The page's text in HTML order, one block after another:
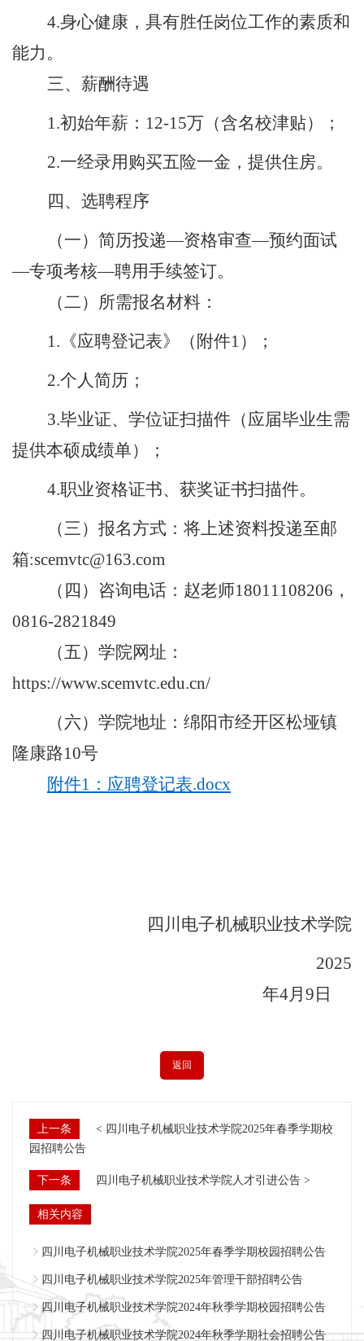
4.身心健康，具有胜任岗位工作的素质和
能力。
三、薪酬待遇
1.初始年薪： 12-15万 （含名校津贴）
；
2.一经录用购买五险一金，提供住房。
四、选聘程序
（一）简历投递—资格审查—预约面试
—专项考核—聘用手续签订。
（二）所需报名材料：
1. 《应聘登记表》（附件1）；
2.个人简历；
3.毕业证、学位证扫描件（应届毕业生需
提供本硕成绩单）；
4.职业资格证书、获奖证书扫描件。
（三）报名方式：将上述资料投递至邮
箱:scemvtc@163.com
（四）咨询电话：赵老师18011108206 ，
0816-2821849
（五）学院网址：
https://www.scemvtc.edu.cn/
（六）学院地址：绵阳市经开区松垭镇
隆康路10号
附件1：应聘登记表.docx
四川电子机械职业技术学院
2025
年4月 9 日
返回
上一条
< 四川电子机械职业技术学院2025年春季学期校
园招聘公告
下一条 四川电子机械职业技术学院人才引进公告 >
相关内容
四川电子机械职业技术学院2025年春季学期校园招聘公告
四川电子机械职业技术学院2025年管理干部招聘公告
四川电子机械职业技术学院2024年秋季学期校园招聘公告
四川电子机械职业技术学院2024年秋季学期社会招聘公告